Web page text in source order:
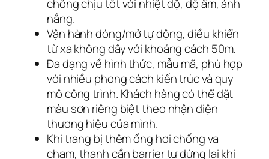
chống chịu tốt với nhiệt độ, độ ẩm, ánh
nắng.
Vận hành đóng/mở tự động, điều khiển
từ xa không dây với khoảng cách 50m.
Đa dạng về hình thức, mẫu mã, phù hợp
với nhiều phong cách kiến trúc và quy
mô công trình. Khách hàng có thể đặt
màu sơn riêng biệt theo nhận diện
thương hiệu của mình.
Khi trang bị thêm ống hơi chống va
chạm, thanh cần barrier tự dừng lại khi